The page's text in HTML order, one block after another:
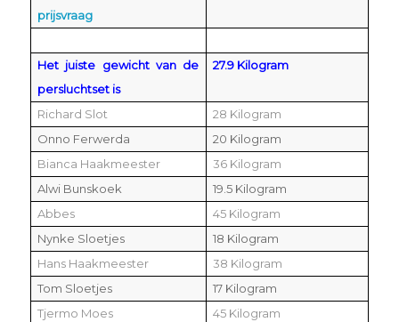
prijsvraag
Het juiste gewicht van de
persluchtset is
27.9 Kilogram
Richard Slot
28 Kilogram
Onno Ferwerda
20 Kilogram
Bianca Haakmeester
36 Kilogram
Alwi Bunskoek
19.5 Kilogram
Abbes
45 Kilogram
Nynke Sloetjes
18 Kilogram
Hans Haakmeester
38 Kilogram
Tom Sloetjes
17 Kilogram
Tjermo Moes
45 Kilogram